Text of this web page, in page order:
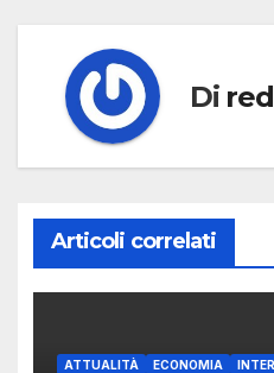
Di
Articoli correlati
ATTUALITÀ ECONOMIA